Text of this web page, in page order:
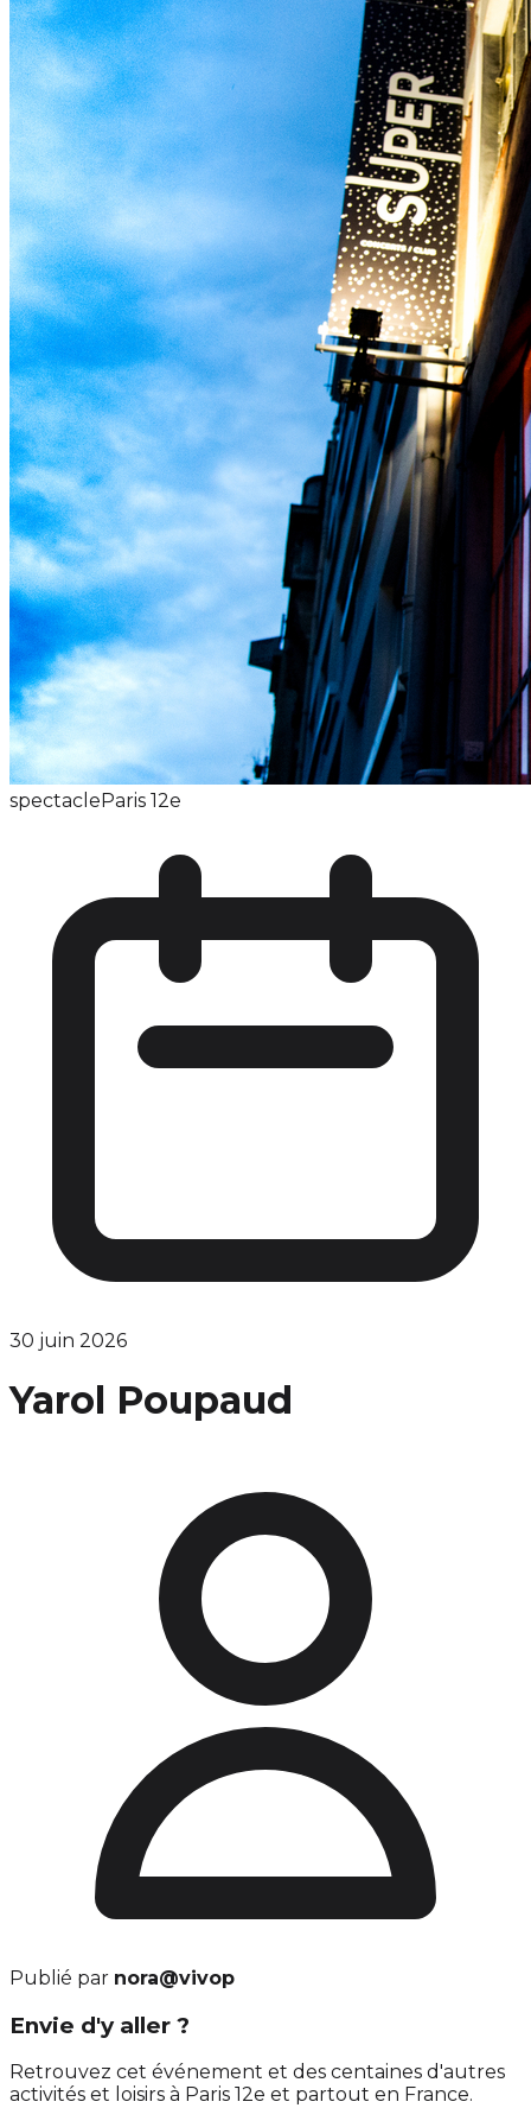
spectacleParis 12e
30 juin 2026
Yarol Poupaud
Publié par nora@vivop
Envie d'y aller ?
Retrouvez cet événement et des centaines d'autres
activités et loisirs à Paris 12e et partout en France.